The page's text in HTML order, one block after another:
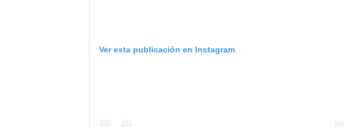
Ver esta publicación en Instagram